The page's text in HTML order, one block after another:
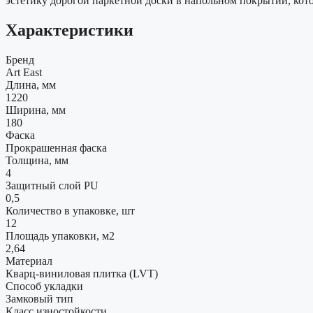
Характеристики
Бренд
Art East
Длина, мм
1220
Ширина, мм
180
Фаска
Прокрашенная фаска
Толщина, мм
4
Защитный слой PU
0,5
Количество в упаковке, шт
12
Площадь упаковки, м2
2,64
Материал
Кварц-виниловая плитка (LVT)
Способ укладки
Замковый тип